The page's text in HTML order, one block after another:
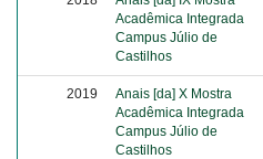
Acadêmica Integrada
Campus Júlio de
Castilhos
2019
Anais [da] X Mostra
Acadêmica Integrada
Campus Júlio de
Castilhos